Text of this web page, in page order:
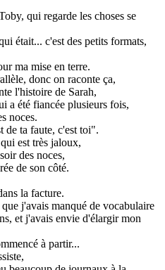
qui regarde les choses se
était... c'est des petits formats,
ma mise en terre.
donc on raconte ça,
l'histoire de Sarah,
a été fiancée plusieurs fois,
noces.
de ta faute, c'est toi".
est très jaloux,
des noces,
de son côté.
la facture.
j'avais manqué de vocabulaire
et j'avais envie d'élargir mon
à partir...